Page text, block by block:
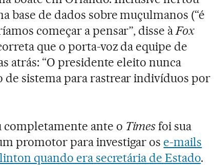
base de dados sobre muçulmanos (“é
começar a pensar”, disse àFox
que o porta-voz da equipe de
atrás: “O presidente eleito nunca
sistema para rastrear indivíduos por
ante o Timesfoi sua
promotor para investigar os e-mails
quando era secretária de Estado.